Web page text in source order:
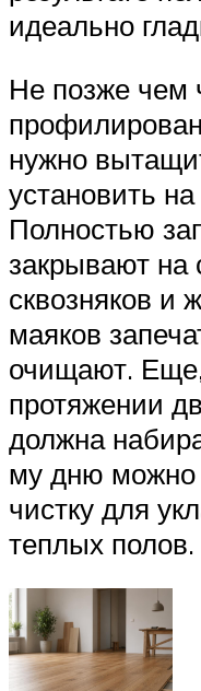
идеально
Не позже чем
нужно
установить
Полностью
закрывают на
сквозняков и
маяков
очищают.
протяжении
должна
му дню можно
чистку для
теплых полов.